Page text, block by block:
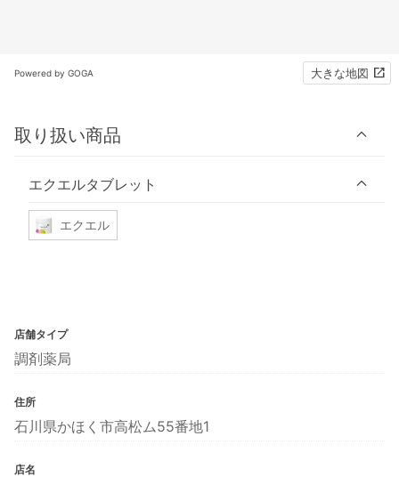
Powered by GOGA 大きな地図
取り扱い商品
エクエルタブレット
エクエル
店舗タイプ
調剤薬局
住所
石川県かほく市高松ム55番地1
店名